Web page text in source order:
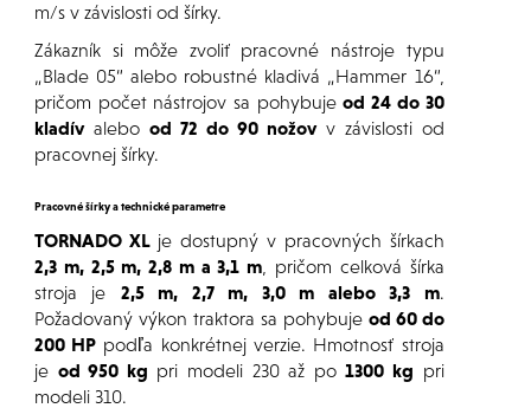
m/s v závislosti od šírky.
Zákazník si môže zvoliť pracovné nástroje typu
„Blade 05“ alebo robustné kladivá „Hammer 16“,
pričom počet nástrojov sa pohybujeod 24 do 30
kladívalebo od 72 do 90 nožovv závislosti od
pracovnej šírky.
Pracovné šírky a technické parametre
TORNADO XLje dostupný v pracovných šírkach
2,3 m, 2,5 m, 2,8 m a 3,1 m , pričom celková šírka
stroja je 2,5 m, 2,7 m, 3,0 m alebo 3,3 m.
Požadovaný výkon traktora sa pohybuje od 60 do
200 HP podľa konkrétnej verzie. Hmotnosť stroja
je od 950 kg pri modeli 230 až po1300 kg pri
modeli 310.